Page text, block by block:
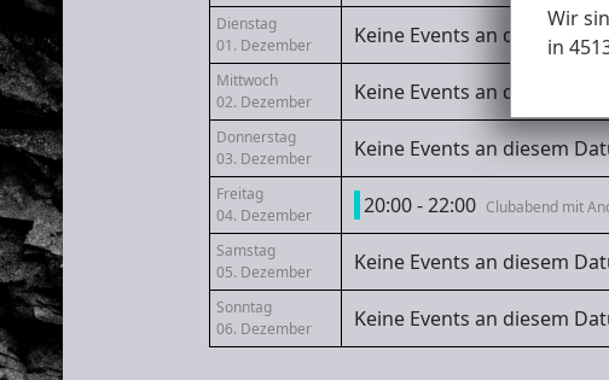
Dienstag
01. Dezember
Keine Events an diesem
Mittwoch
02. Dezember
Keine Events an diesem
Donnerstag
03. Dezember
Keine Events an diesem
Freitag
04. Dezember
20:00 - 22:00 Clubabend mit
Samstag
05. Dezember
Keine Events an diesem
Sonntag
06. Dezember
Keine Events an diesem
Wir
in